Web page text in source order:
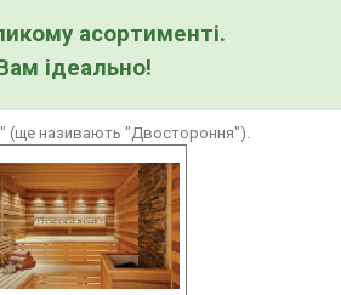
асортименті.
ідеально!
" (ще називають "Двостороння").